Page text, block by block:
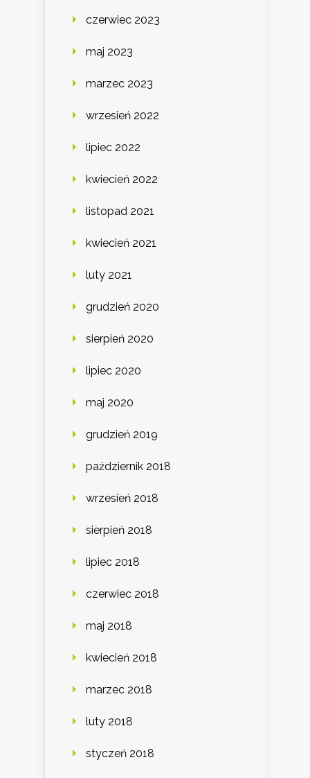
czerwiec 2023
maj 2023
marzec 2023
wrzesień 2022
lipiec 2022
kwiecień 2022
listopad 2021
kwiecień 2021
luty 2021
grudzień 2020
sierpień 2020
lipiec 2020
maj 2020
grudzień 2019
październik 2018
wrzesień 2018
sierpień 2018
lipiec 2018
czerwiec 2018
maj 2018
kwiecień 2018
marzec 2018
luty 2018
styczeń 2018